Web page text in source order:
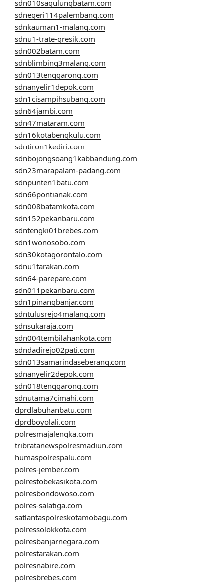
sdn010sagulungbatam.com
sdnegeri114palembang.com
sdnkauman1-malang.com
sdnu1-trate-gresik.com
sdn002batam.com
sdnblimbing3malang.com
sdn013tenggarong.com
sdnanyelir1depok.com
sdn1cisampihsubang.com
sdn64jambi.com
sdn47mataram.com
sdn16kotabengkulu.com
sdntiron1kediri.com
sdnbojongsoang1kabbandung.com
sdn23marapalam-padang.com
sdnpunten1batu.com
sdn66pontianak.com
sdn008batamkota.com
sdn152pekanbaru.com
sdntengki01brebes.com
sdn1wonosobo.com
sdn30kotagorontalo.com
sdnu1tarakan.com
sdn64-parepare.com
sdn011pekanbaru.com
sdn1pinangbanjar.com
sdntulusrejo4malang.com
sdnsukaraja.com
sdn004tembilahankota.com
sdndadirejo02pati.com
sdn013samarindaseberang.com
sdnanyelir2depok.com
sdn018tenggarong.com
sdnutama7cimahi.com
dprdlabuhanbatu.com
dprdboyolali.com
polresmajalengka.com
tribratanewspolresmadiun.com
humaspolrespalu.com
polres-jember.com
polrestobekasikota.com
polresbondowoso.com
polres-salatiga.com
satlantaspolreskotamobagu.com
polressolokkota.com
polresbanjarnegara.com
polrestarakan.com
polresnabire.com
polresbrebes.com